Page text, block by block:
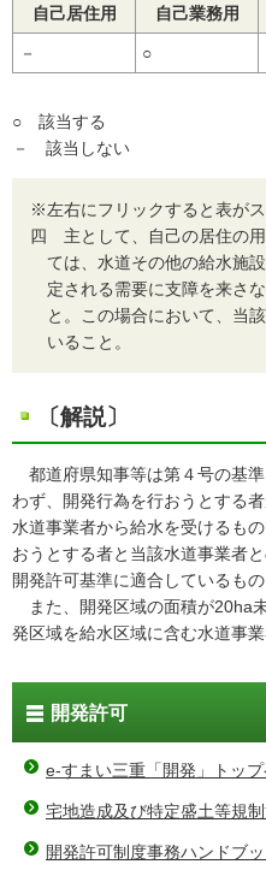
自己居住用 自己業務用
－ ○
○ 該当する
－ 該当しない
※左右にフリックすると表がス
四 主として、自己の居住の
ては、水道その他の給水施
定される需要に支障を来さ
と。この場合において、当
いること。
〔解説〕
都道府県知事等は第４号の基
わず、開発行為を行おうとする
水道事業者から給水を受けるも
おうとする者と当該水道事業者
開発許可基準に適合しているもの
また、開発区域の面積が20ha
発区域を給水区域に含む水道事
開発許可
e-すまい三重「開発」トッ
宅地造成及び特定盛土等規制
開発許可制度事務ハンドブッ